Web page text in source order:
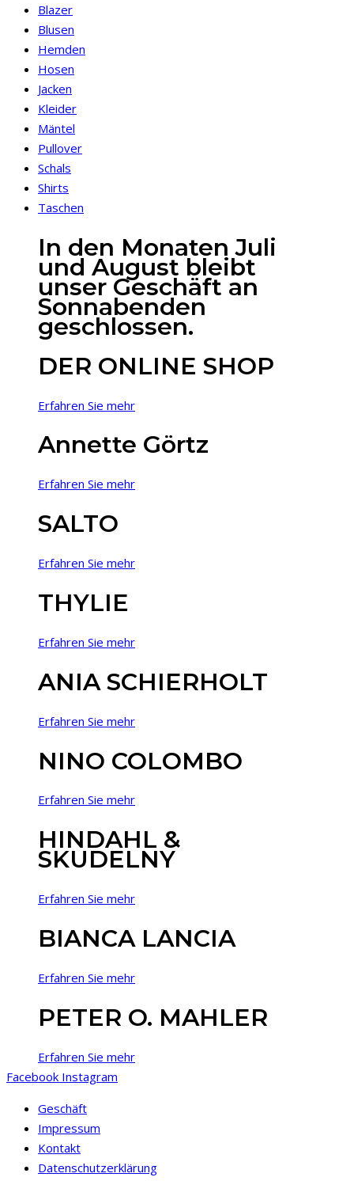
Blazer
Blusen
Hemden
Hosen
Jacken
Kleider
Mäntel
Pullover
Schals
Shirts
Taschen
In den Monaten Juli
und August bleibt
unser Geschäft an
Sonnabenden
geschlossen.
DER ONLINE SHOP
Erfahren Sie mehr
Annette Görtz
Erfahren Sie mehr
SALTO
Erfahren Sie mehr
THYLIE
Erfahren Sie mehr
ANIA SCHIERHOLT
Erfahren Sie mehr
NINO COLOMBO
Erfahren Sie mehr
HINDAHL &
SKUDELNY
Erfahren Sie mehr
BIANCA LANCIA
Erfahren Sie mehr
PETER O. MAHLER
Erfahren Sie mehr
Facebook Instagram
Geschäft
Impressum
Kontakt
Datenschutzerklärung